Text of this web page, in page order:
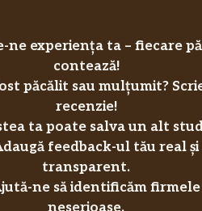
ne experiența ta – fiecare
contează!
păcălit sau mulțumit?
recenzie!
ta poate salva un alt
feedback-ul tău real și
transparent.
ne să identificăm firmele
neserioase.